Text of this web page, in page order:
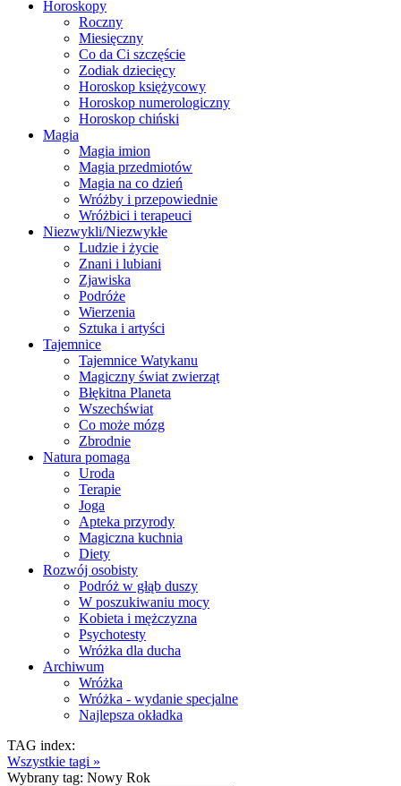
Horoskopy
Roczny
Miesięczny
Co da Ci szczęście
Zodiak dziecięcy
Horoskop księżycowy
Horoskop numerologiczny
Horoskop chiński
Magia
Magia imion
Magia przedmiotów
Magia na co dzień
Wróżby i przepowiednie
Wróżbici i terapeuci
Niezwykli/Niezwykłe
Ludzie i życie
Znani i lubiani
Zjawiska
Podróże
Wierzenia
Sztuka i artyści
Tajemnice
Tajemnice Watykanu
Magiczny świat zwierząt
Błękitna Planeta
Wszechświat
Co może mózg
Zbrodnie
Natura pomaga
Uroda
Terapie
Joga
Apteka przyrody
Magiczna kuchnia
Diety
Rozwój osobisty
Podróż w głąb duszy
W poszukiwaniu mocy
Kobieta i mężczyzna
Psychotesty
Wróżka dla ducha
Archiwum
Wróżka
Wróżka - wydanie specjalne
Najlepsza okładka
TAG index:
Wszystkie tagi »
Wybrany tag: Nowy Rok